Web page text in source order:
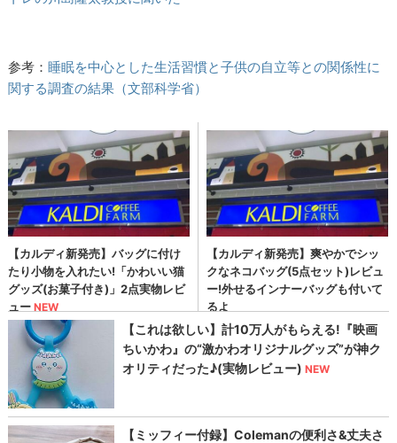
参考：睡眠を中心とした生活習慣と子供の自立等との関係性に
関する調査の結果（文部科学省）